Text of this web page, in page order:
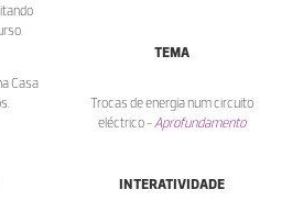
Casa
TEMA
Trocas de energia num circuito
eléctrico - Aprofundamento
INTERATIVIDADE